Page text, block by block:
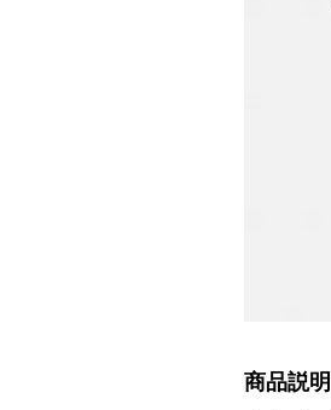
商品説明